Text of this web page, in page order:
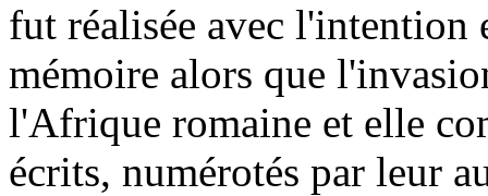
fut réalisée avec l'intention
mémoire alors que
l'Afrique romaine et elle
écrits, numérotés par leur